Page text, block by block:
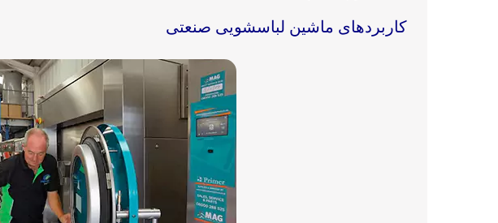
کاربردهای ماشین لباسشویی صنعتی